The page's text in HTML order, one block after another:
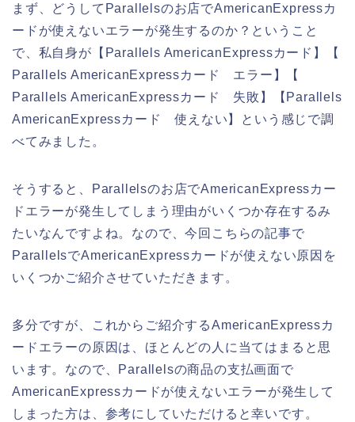
まず、どうしてParallelsのお店でAmericanExpressカ
ードが使えないエラーが発生するのか？ということ
で、私自身が【Parallels AmericanExpressカード】【
Parallels AmericanExpressカード エラー】【
Parallels AmericanExpressカード 失敗】【Parallels
AmericanExpressカード 使えない】という感じで調
べてみました。
そうすると、Parallelsのお店でAmericanExpressカー
ドエラーが発生してしまう理由がいくつか存在するみ
たいなんですよね。なので、今回こちらの記事で
ParallelsでAmericanExpressカードが使えない原因を
いくつかご紹介させていただきます。
多分ですが、これからご紹介するAmericanExpressカ
ードエラーの原因は、ほとんどの人に当てはまると思
います。なので、Parallelsの商品の支払画面で
AmericanExpressカードが使えないエラーが発生して
しまった方は、参考にしていただけると幸いです。